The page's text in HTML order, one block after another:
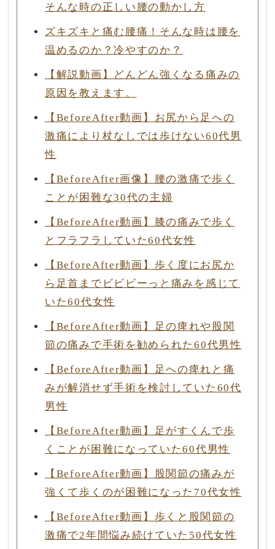
そんな時の正しい腰の動かし方
ズキズキと痛む腰痛！そんな時は腰を
温めるのか？冷やすのか？
【解説動画】どんどん強くなる痛みの
原因を教えます。
【BeforeAfter動画】お尻から足への
激痛により杖なしでは歩けない60代男
性
【BeforeAfter画像】腰の激痛で歩く
ことが困難な30代の主婦
【BeforeAfter動画】膝の痛みで歩く
とフラフラしていた60代女性
【BeforeAfter動画】歩く度にお尻か
ら足首までビビビーっと痛みを感じて
いた60代女性
【BeforeAfter動画】足の痺れや股関
節の痛みで手術を勧められた60代男性
【BeforeAfter動画】足への痺れと痛
みが解消せず手術を検討していた60代
男性
【BeforeAfter動画】足がすくんで歩
くことが困難になっていた60代男性
【BeforeAfter動画】股関節の痛みが
強くて歩くのが困難になった70代女性
【BeforeAfter動画】歩くと股関節の
激痛で2年間悩み続けていた50代女性